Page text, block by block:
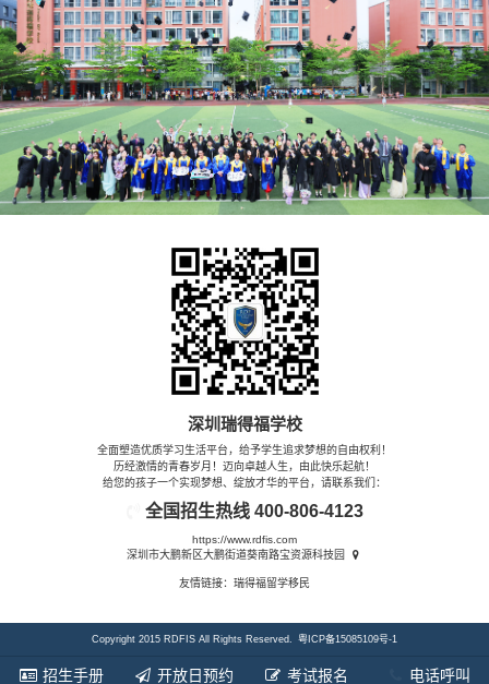
深圳瑞得福学校
全面塑造优质学习生活平台，给予学生追求梦想的自由权利！
历经激情的青春岁月！迈向卓越人生，由此快乐起航！
给您的孩子一个实现梦想、绽放才华的平台，请联系我们：
全国招生热线 400-806-4123
https://www.rdfis.com
深圳市大鹏新区大鹏街道葵南路宝资源科技园
友情链接： 瑞得福留学移民
Copyright 2015 RDFIS All Rights Reserved. 粤ICP备15085109号-1
招生手册 开放日预约 考试报名 电话呼叫